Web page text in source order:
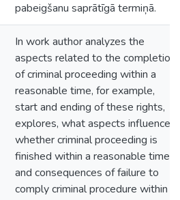
pabeigšanu saprātīgā termiņā.
In work author analyzes the
aspects related to the completion
of criminal proceeding within a
reasonable time, for example,
start and ending of these rights,
explores, what aspects influences,
whether criminal proceeding is
finished within a reasonable time
and consequences of failure to
comply criminal procedure within a